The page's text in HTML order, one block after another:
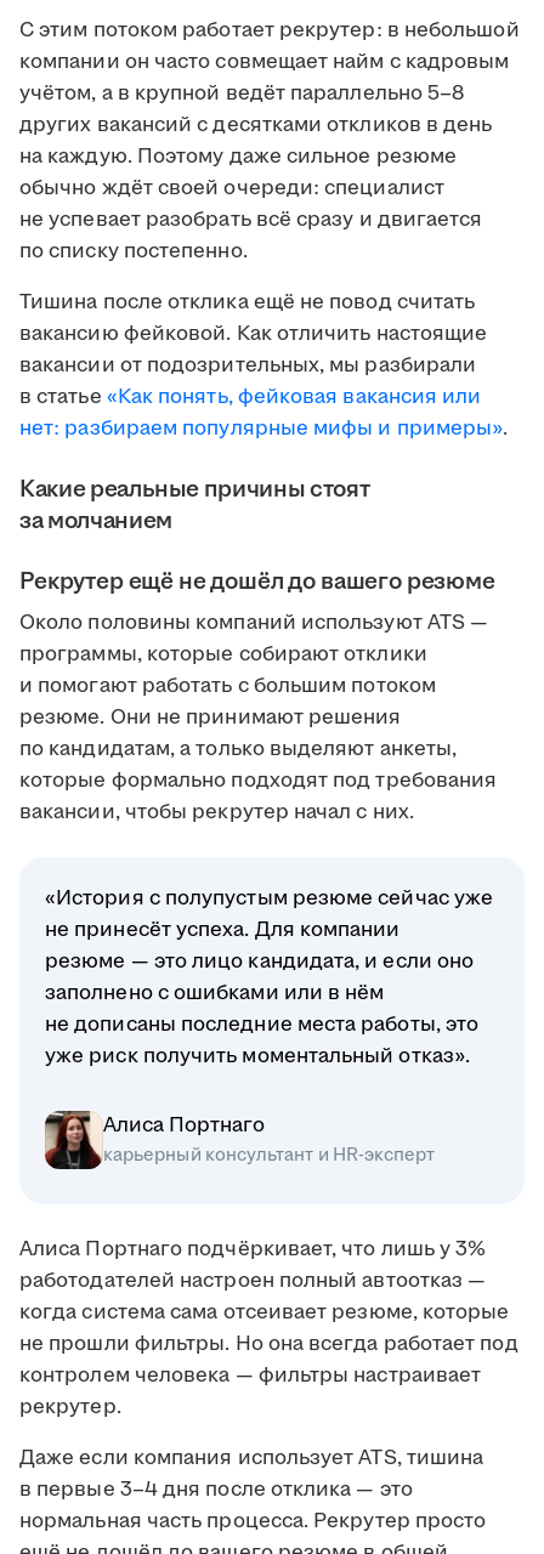
С этим потоком работает рекрутер: в небольшой
компании он часто совмещает найм с кадровым
учётом, а в крупной ведёт параллельно 5–8
других вакансий с десятками откликов в день
на каждую. Поэтому даже сильное резюме
обычно ждёт своей очереди: специалист
не успевает разобрать всё сразу и двигается
по списку постепенно.
Тишина после отклика ещё не повод считать
вакансию фейковой. Как отличить настоящие
вакансии от подозрительных, мы разбирали
в статье «Как понять, фейковая вакансия или
нет: разбираем популярные мифы и примеры».
Какие реальные причины стоят
за молчанием
Рекрутер ещё не дошёл до вашего резюме
Около половины компаний используют ATS —
программы, которые собирают отклики
и помогают работать с большим потоком
резюме. Они не принимают решения
по кандидатам, а только выделяют анкеты,
которые формально подходят под требования
вакансии, чтобы рекрутер начал с них.
«История с полупустым резюме сейчас уже
не принесёт успеха. Для компании
резюме — это лицо кандидата, и если оно
заполнено с ошибками или в нём
не дописаны последние места работы, это
уже риск получить моментальный отказ».
Алиса Портнаго
карьерный консультант и HR-эксперт
Алиса Портнаго подчёркивает, что лишь у 3%
работодателей настроен полный автоотказ —
когда система сама отсеивает резюме, которые
не прошли фильтры. Но она всегда работает под
контролем человека — фильтры настраивает
рекрутер.
Даже если компания использует ATS, тишина
в первые 3–4 дня после отклика — это
нормальная часть процесса. Рекрутер просто